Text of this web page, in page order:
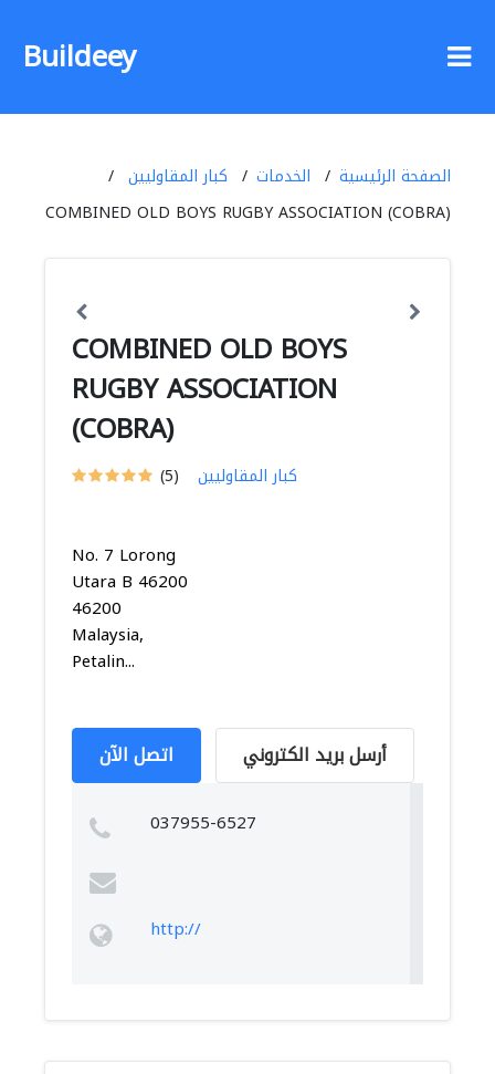
Buildeey
الصفحة الرئيسية الخدمات
كبار المقاوليين
COMBINED OLD BOYS RUGBY ASSOCIATION (COBRA)
COMBINED OLD BOYS
RUGBY ASSOCIATION
(COBRA)
(5) كبار المقاوليين
No. 7 Lorong
Utara B 46200
46200
Malaysia,
Petalin...
اتصل الآن أرسل بريد الكتروني
037955-6527
http://